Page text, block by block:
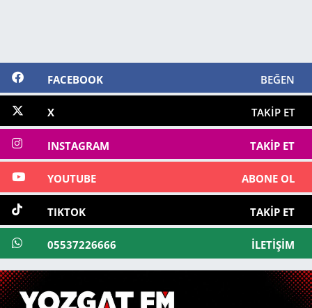
FACEBOOK BEĞEN
X TAKIP ET
INSTAGRAM TAKIP ET
YOUTUBE ABONE OL
TIKTOK TAKIP ET
05537226666 İLETIŞIM